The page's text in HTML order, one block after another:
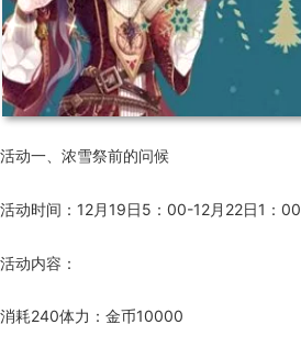
活动一、浓雪祭前的问候
活动时间：12月19日5：00-12月22日1：00
活动内容：
消耗240体力：金币10000